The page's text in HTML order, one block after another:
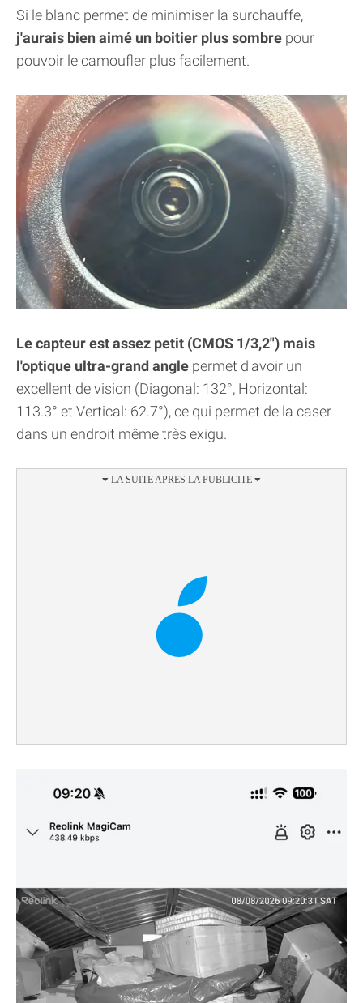
Si le blanc permet de minimiser la surchauffe,
j'aurais bien aimé un boitier plus sombre pour
pouvoir le camoufler plus facilement.
Le capteur est assez petit (CMOS 1/3,2") mais
l'optique ultra-grand angle permet d'avoir un
excellent de vision (Diagonal: 132°, Horizontal:
113.3° et Vertical: 62.7°), ce qui permet de la caser
dans un endroit même très exigu.